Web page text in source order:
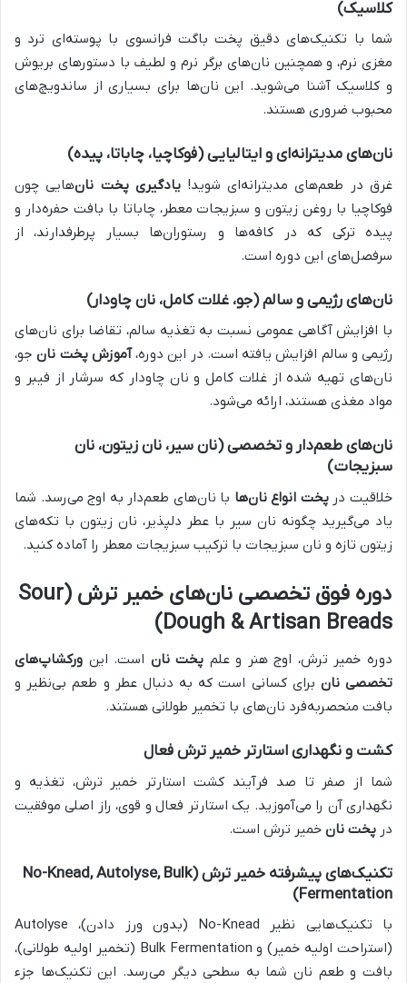
کلاسیک)
شما با تکنیک‌های دقیق پخت باگت فرانسوی با پوسته‌ای ترد و
مغزی نرم، و همچنین نان‌های برگر نرم و لطیف با دستورهای بریوش
و کلاسیک آشنا می‌شوید. این نان‌ها برای بسیاری از ساندویچ‌های
محبوب ضروری هستند.
نان‌های مدیترانه‌ای و ایتالیایی (فوکاچیا، چاباتا، پیده)
غرق در طعم‌های مدیترانه‌ای شوید! یادگیری پخت نان‌هایی چون
فوکاچیا با روغن زیتون و سبزیجات معطر، چاباتا با بافت حفره‌دار و
پیده ترکی که در کافه‌ها و رستوران‌ها بسیار پرطرفدارند، از
سرفصل‌های این دوره است.
نان‌های رژیمی و سالم (جو، غلات کامل، نان چاودار)
با افزایش آگاهی عمومی نسبت به تغذیه سالم، تقاضا برای نان‌های
رژیمی و سالم افزایش یافته است. در این دوره،آموزش پخت نانجو،
نان‌های تهیه شده از غلات کامل و نان چاودار که سرشار از فیبر و
مواد مغذی هستند، ارائه می‌شود.
نان‌های طعم‌دار و تخصصی (نان سیر، نان زیتون، نان
سبزیجات)
خلاقیت درپخت انواع نان‌ها با نان‌های طعم‌دار به اوج می‌رسد. شما
یاد می‌گیرید چگونه نان سیر با عطر دلپذیر، نان زیتون با تکه‌های
زیتون تازه و نان سبزیجات با ترکیب سبزیجات معطر را آماده کنید.
دوره فوق تخصصی نان‌های خمیر ترش (Sour
Dough & Artisan Breads)
دوره خمیر ترش، اوج هنر و علم پخت نان است. این ورکشاپ‌های
تخصصی نان برای کسانی است که به دنبال عطر و طعم بی‌نظیر و
بافت منحصربه‌فرد نان‌های با تخمیر طولانی هستند.
کشت و نگهداری استارتر خمیر ترش فعال
شما از صفر تا صد فرآیند کشت استارتر خمیر ترش، تغذیه و
نگهداری آن را می‌آموزید. یک استارتر فعال و قوی، راز اصلی موفقیت
در پخت نان خمیر ترش است.
تکنیک‌های پیشرفته خمیر ترش (No-Knead, Autolyse, Bulk
Fermentation)
با تکنیک‌هایی نظیر No-Knead (بدون ورز دادن)، Autolyse
(استراحت اولیه خمیر) و Bulk Fermentation (تخمیر اولیه طولانی)،
بافت و طعم نان شما به سطحی دیگر می‌رسد. این تکنیک‌ها جزء